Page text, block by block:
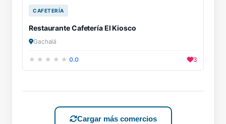
CAFETERÍA
Restaurante Cafetería El Kiosco
Gachalá
0.0 3
Cargar más comercios